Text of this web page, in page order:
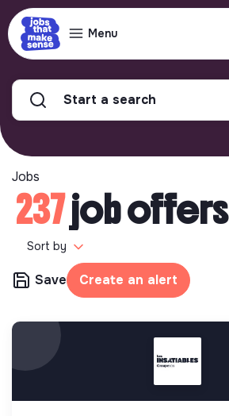
Menu
Start a search
Jobs
237job offers
Sort by
Save Create an alert